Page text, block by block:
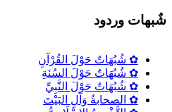
وردود
✿ شُبُهَاتٌ حَوْلَ القُرْآنِ
✿ شُبُهَاتٌ حَوْلَ السُنَةِ
✿ شُبُهَاتٌ حَوْلَ النَّبِيِّ
✿ الصحابةُ وَآلِ البَيْتَ